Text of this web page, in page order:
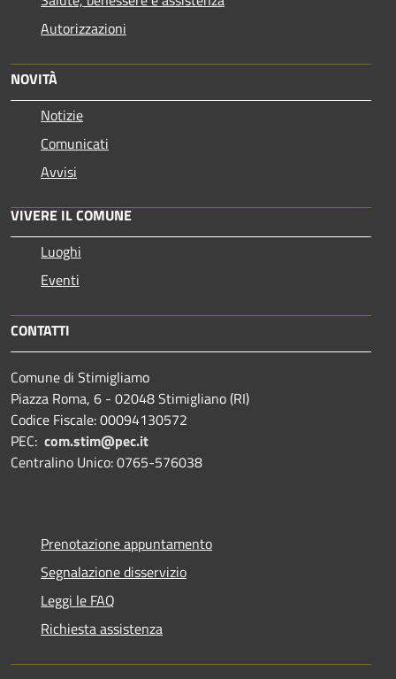
Autorizzazioni
NOVITÀ
Notizie
Comunicati
Avvisi
VIVERE IL COMUNE
Luoghi
Eventi
CONTATTI
Comune di Stimigliamo
Piazza Roma, 6 - 02048 Stimigliano (RI)
Codice Fiscale: 00094130572
PEC: com.stim@pec.it
Centralino Unico: 0765-576038
Prenotazione appuntamento
Segnalazione disservizio
Leggi le FAQ
Richiesta assistenza